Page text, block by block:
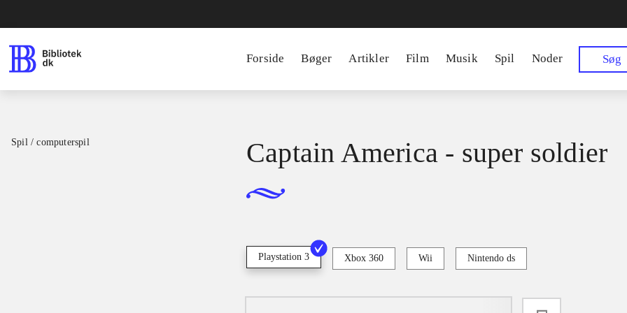
Forside Bøger Artikler Film Musik Spil Noder Søg
Spil / computerspil Captain America - super soldier
Playstation 3 Xbox 360 Wii Nintendo ds